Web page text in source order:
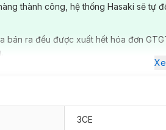
Eyes
hướng thời trang tại xứ sở Kim Chi như
và sau 2 năm phát triển
thành công, hệ thống Hasaki sẽ tự
bán ra đều được xuất hết hóa đơn
3CE